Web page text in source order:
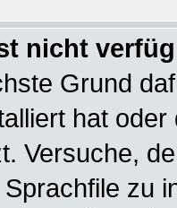
nicht
Grund
hat
Versuche,
zu